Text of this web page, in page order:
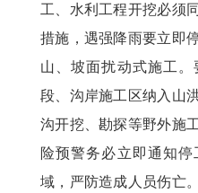
工、水利工程开挖必须
措施，遇强降雨要立即
山、坡面扰动式施工
段、沟岸施工区纳入山
沟开挖、勘探等野外施
险预警务必立即通知
域，严防造成人员伤亡